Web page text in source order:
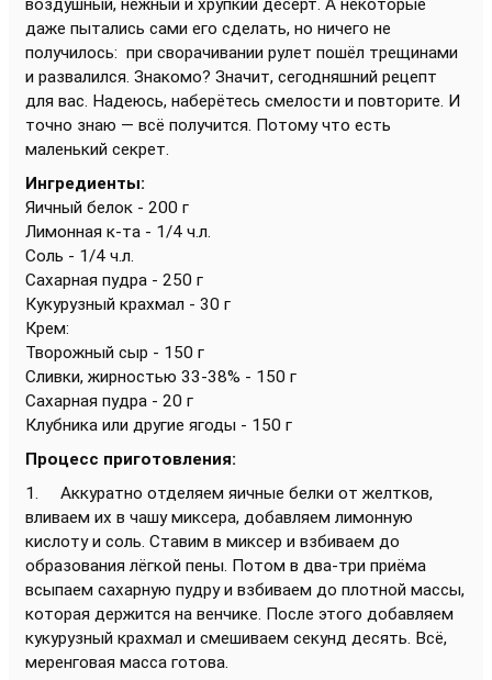
воздушный, нежный и хрупкий десерт. А некоторые
даже пытались сами его сделать, но ничего не
получилось: при сворачивании рулет пошёл трещинами
и развалился. Знакомо? Значит, сегодняшний рецепт
для вас. Надеюсь, наберётесь смелости и повторите. И
точно знаю — всё получится. Потому что есть
маленький секрет.
Ингредиенты:
Яичный белок - 200 г
Лимонная к-та - 1/4 ч.л.
Соль - 1/4 ч.л.
Сахарная пудра - 250 г
Кукурузный крахмал - 30 г
Крем:
Творожный сыр - 150 г
Сливки, жирностью 33-38% - 150 г
Сахарная пудра - 20 г
Клубника или другие ягоды - 150 г
Процесс приготовления:
1. Аккуратно отделяем яичные белки от желтков,
вливаем их в чашу миксера, добавляем лимонную
кислоту и соль. Ставим в миксер и взбиваем до
образования лёгкой пены. Потом в два-три приёма
всыпаем сахарную пудру и взбиваем до плотной массы,
которая держится на венчике. После этого добавляем
кукурузный крахмал и смешиваем секунд десять. Всё,
меренговая масса готова.